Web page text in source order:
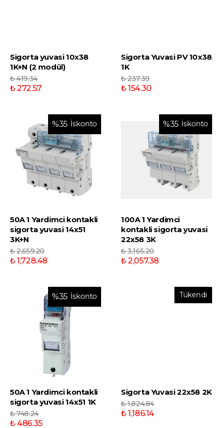
Sigorta yuvasi 10x38
1K+N (2 modül)
₺ 419.34
₺ 272.57
Sigorta Yuvasi PV 10x38
1K
₺ 237.39
₺ 154.30
%35 İskonto
50A 1 Yardimci kontakli
sigorta yuvasi 14x51
3K+N
₺ 2,659.20
₺ 1,728.48
%35 İskonto
100A 1 Yardimci
kontakli sigorta yuvasi
22x58 3K
₺ 3,165.20
₺ 2,057.38
%35 İskonto
50A 1 Yardimci kontakli
sigorta yuvasi 14x51 1K
₺ 748.24
₺ 486.35
Tükendi
Sigorta Yuvasi 22x58 2K
₺ 1,824.84
₺ 1,186.14